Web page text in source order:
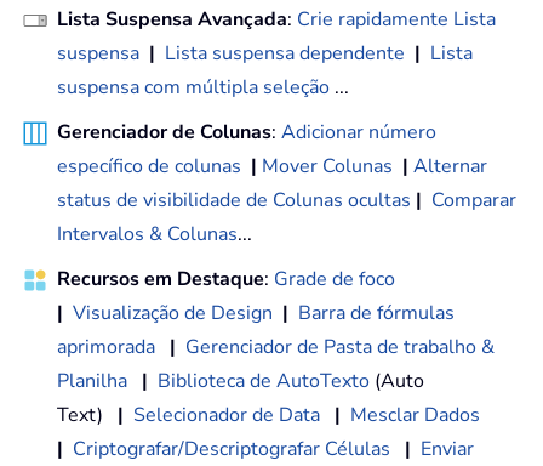
Lista Suspensa Avançada: Crie rapidamente Lista
suspensa | Lista suspensa dependente | Lista
suspensa com múltipla seleção ...
Gerenciador de Colunas: Adicionar número
específico de colunas | Mover Colunas | Alternar
status de visibilidade de Colunas ocultas | Comparar
Intervalos & Colunas...
Recursos em Destaque: Grade de foco
| Visualização de Design | Barra de fórmulas
aprimorada | Gerenciador de Pasta de trabalho &
Planilha | Biblioteca de AutoTexto (Auto
Text) | Selecionador de Data | Mesclar Dados
| Criptografar/Descriptografar Células | Enviar